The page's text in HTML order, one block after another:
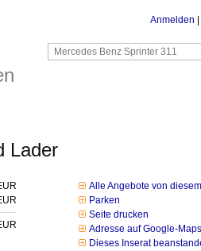
Anmelden
Lader
Alle Angebote von
Parken
Seite drucken
Adresse auf Google-
Dieses Inserat